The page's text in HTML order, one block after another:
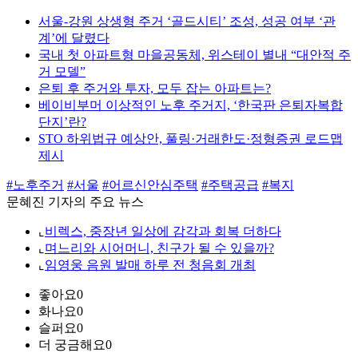
서울-강원 상생형 주거 ‘골드시티’ 조성, 성공 여부 ‘관
계’에 달렸다
국내 첫 아파트형 마을공동체, 위스테이 별내 “대안적 주
거 모델”
은퇴 후 주거와 투자, 모두 잡는 아파트는?
베이비부머 이상적인 노후 주거지, ‘한국판 은퇴자복합
단지’란?
STO 하위법규 예상안, 풀링·거래한도·정형증권 로드맵
제시
#노후주거 #서울 #어르신안심주택 #주택공급 #복지
문혜진 기자의 주요 뉴스
⌞ 비렉스, 중장년 일상에 감각과 회복 더하다
⌞ 며느리와 시어머니, 친구가 될 수 있을까?
⌞ 임영웅 음원 발매 하루 전 청음회 개최
좋아요0
화나요0
슬퍼요0
더 궁금해요0